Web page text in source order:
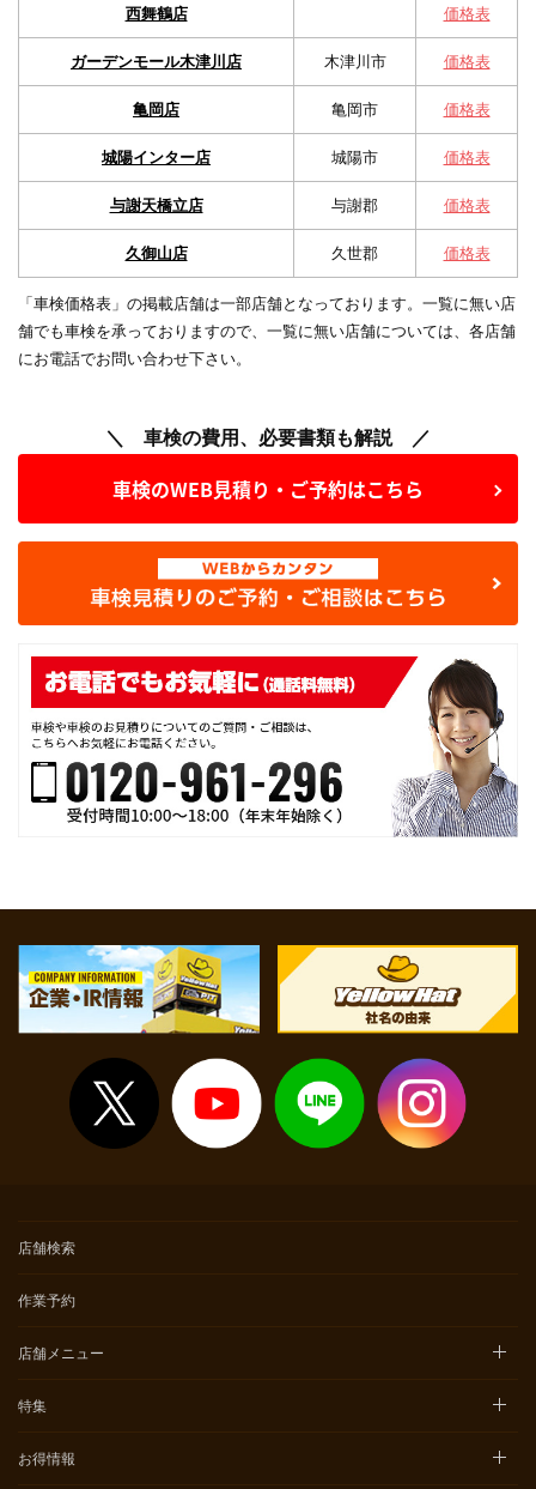
西舞鶴店 価格表
ガーデンモール木津川店 木津川市 価格表
亀岡店 亀岡市 価格表
城陽インター店 城陽市 価格表
与謝天橋立店 与謝郡 価格表
久御山店 久世郡 価格表
「車検価格表」の掲載店舗は一部店舗となっております。一覧に無い店
舗でも車検を承っておりますので、一覧に無い店舗については、各店舗
にお電話でお問い合わせ下さい。
＼ 車検の費用、必要書類も解説 ／
車検のWEB見積り・ご予約はこちら
店舗検索
作業予約
店舗メニュー
特集
お得情報